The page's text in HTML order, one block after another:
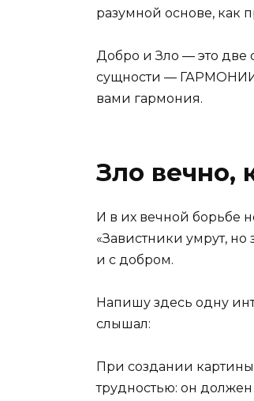
разумной основе, как
Добро и Зло — это две
сущности — ГАРМОНИИ.
вами гармония.
Зло вечно,
И в их вечной борьбе
«Завистники умрут, но
и с добром.
Напишу здесь одну
слышал:
При создании
трудностью: он